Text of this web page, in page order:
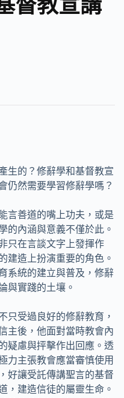
生的？修辭學和基督教宣
仍然需要學習修辭學嗎？
言善道的嘴上功夫，或是
的內涵與意義不僅於此。
只在言談文字上發揮作
建造上扮演重要的角色。
系統的建立與普及，修辭
與實踐的土壤。
只受過良好的修辭教育，
主後，他面對當時教會內
疑慮與抨擊作出回應。透
力主張教會應當審慎使用
好讓受託傳講聖言的基督
，建造信徒的屬靈生命。